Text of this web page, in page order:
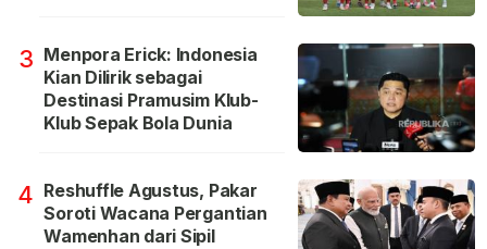
3 Menpora Erick: Indonesia
Kian Dilirik sebagai
Destinasi Pramusim Klub-
Klub Sepak Bola Dunia
4 Reshuffle Agustus, Pakar
Soroti Wacana Pergantian
Wamenhan dari Sipil